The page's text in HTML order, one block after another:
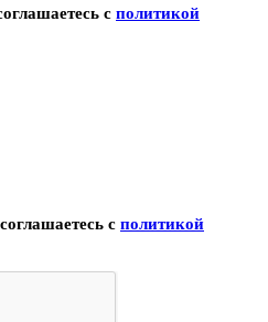
с политикой
с политикой